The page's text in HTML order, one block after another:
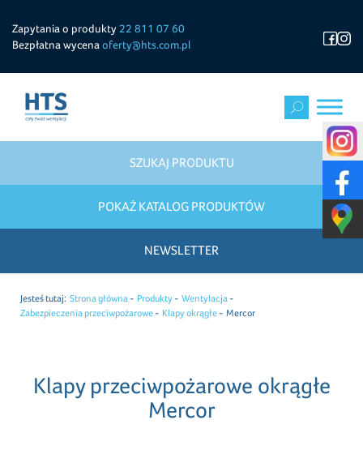
Zapytania o produkty 22 811 07 60
Bezpłatna wycena oferty@hts.com.pl
SZUKAJ PRODUKTU
POKAŻ KATALOG PRODUKTÓW
NEWSLETTER
Jesteś tutaj: Strona główna Produkty
Wentylacja
Zabezpieczenia przeciwpożarowe
Klapy okrągłe Mercor
Klapy przeciwpożarowe okrągłe
Mercor